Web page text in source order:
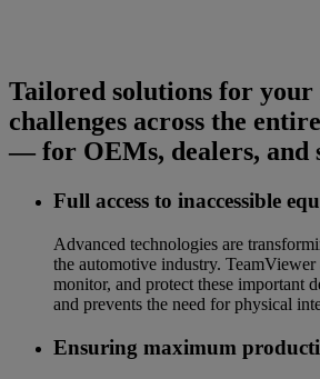
Tailored solutions for your
challenges across the
— for OEMs, dealers, and
Full access to inaccessible
Advanced technologies are
the automotive industry.
monitor, and protect these important
and prevents the need for physical
Ensuring maximum